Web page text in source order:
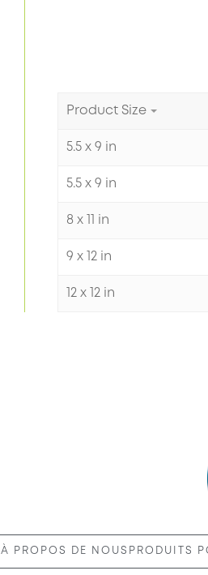
Product Size
5.5 x 9 in
5.5 x 9 in
8 x 11 in
9 x 12 in
12 x 12 in
À PROPOS DE NOUS PRODUITS